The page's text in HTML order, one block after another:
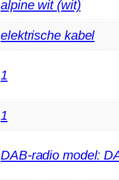
‎alpine wit (wit)
‎elektrische kabel
‎1
‎1
‎DAB-radio model: